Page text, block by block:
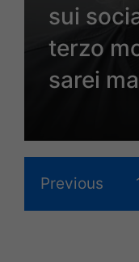
sui
terzo
sarei
Previous